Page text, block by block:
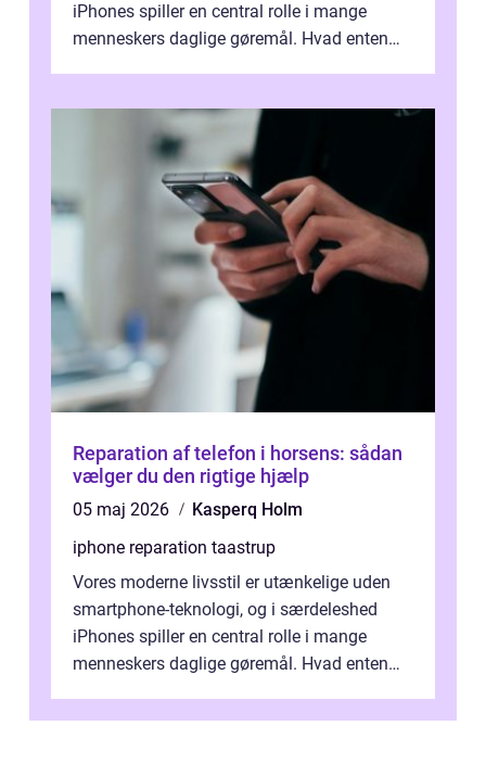
iPhones spiller en central rolle i mange
menneskers daglige gøremål. Hvad enten
Reparation af telefon i horsens: sådan
vælger du den rigtige hjælp
05 maj 2026
Kasperq Holm
iphone reparation taastrup
Vores moderne livsstil er utænkelige uden
smartphone-teknologi, og i særdeleshed
iPhones spiller en central rolle i mange
menneskers daglige gøremål. Hvad enten